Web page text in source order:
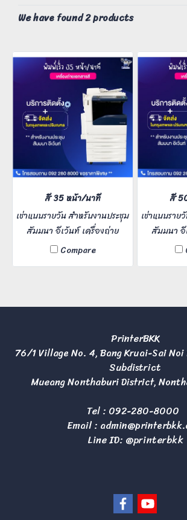
We have found 2 products
สี 35 หน้า/นาที
เช่าแบบรายวัน สำหรับงานประชุม
สัมมนา อีเว้นท์ เครื่องถ่าย
เอกสารมัลติฟังก์ชั่นสี ความ
Line ID : @printerbkk
Compare
สี
เช่าแบบราย
สัมมนา อี
เอกสาร
Line ID
PrinterBKK
76/1 Village No. 4, Bang Kruai-Sai Noi
Subdistrict
Mueang Nonthaburi District,
Tel : 092-280-8000
Email :
Line ID: @printerbkk